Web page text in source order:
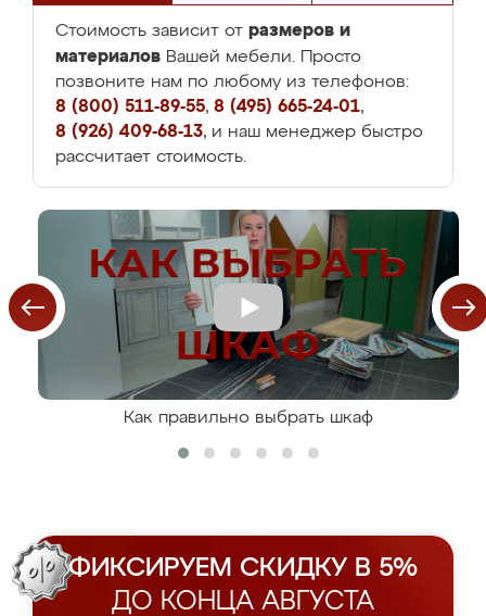
Стоимость зависит от размеров и
материалов Вашей мебели. Просто
позвоните нам по любому из телефонов:
8 (800) 511-89-55, 8 (495) 665-24-01,
8 (926) 409-68-13, и наш менеджер быстро
рассчитает стоимость.
Как правильно выбрать шкаф
ФИКСИРУЕМ СКИДКУ В 5%
ДО КОНЦА АВГУСТА